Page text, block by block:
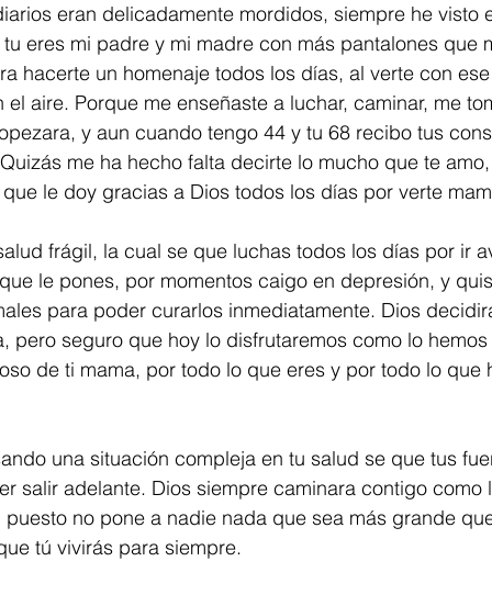
eran delicadamente mordidos, siempre he visto
eres mi padre y mi madre con más pantalones que
hacerte un homenaje todos los días, al verte con
aire. Porque me enseñaste a luchar, caminar, me
y aun cuando tengo 44 y tu 68 recibo tus
me ha hecho falta decirte lo mucho que te
le doy gracias a Dios todos los días por verte
frágil, la cual se que luchas todos los días por ir
le pones, por momentos caigo en depresión, y
para poder curarlos inmediatamente. Dios
pero seguro que hoy lo disfrutaremos como lo
de ti mama, por todo lo que eres y por todo lo
una situación compleja en tu salud se que tus
salir adelante. Dios siempre caminara contigo
no pone a nadie nada que sea más grande
tú vivirás para siempre.